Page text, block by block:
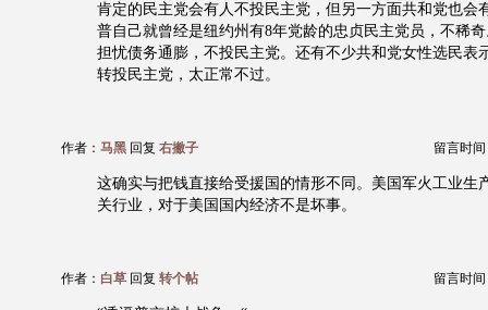
肯定的民主党会有人不投民主党，但另一方面共和党也会
普自己就曾经是纽约州有8年党龄的忠贞民主党员，不稀
担忧债务通膨，不投民主党。还有不少共和党女性选民表
转投民主党，太正常不过。
作者： 马黑 回复 右撇子 留言时间
这确实与把钱直接给受援国的情形不同。美国军火工业生
关行业，对于美国国内经济不是坏事。
作者： 白草 回复 转个帖 留言时间